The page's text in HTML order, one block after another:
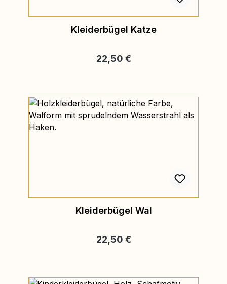
Kleiderbügel Katze
Regulärer Preis:
22,50 €
Kleiderbügel Wal
Regulärer Preis:
22,50 €